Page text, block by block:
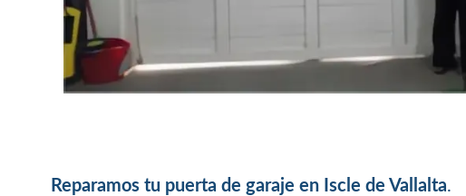
Reparamos tu puerta de garaje en Iscle de Vallalta.